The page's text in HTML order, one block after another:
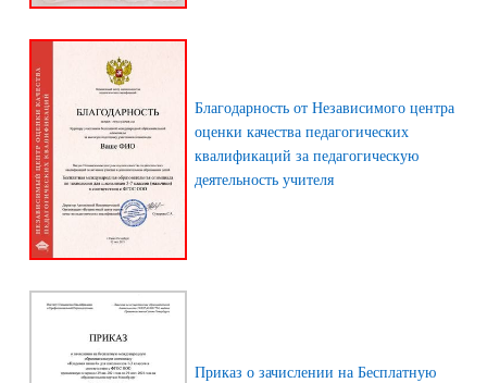
Благодарность от Независимого центра
оценки качества педагогических
квалификаций за педагогическую
деятельность учителя
Приказ о зачислении на Бесплатную